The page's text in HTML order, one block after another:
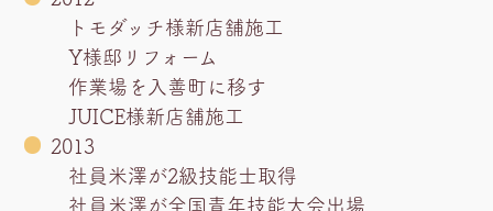
トモダッチ様新店舗施工
Y様邸リフォーム
作業場を入善町に移す
JUICE様新店舗施工
2013
社員米澤が2級技能士取得
社員米澤が全国青年技能大会出場